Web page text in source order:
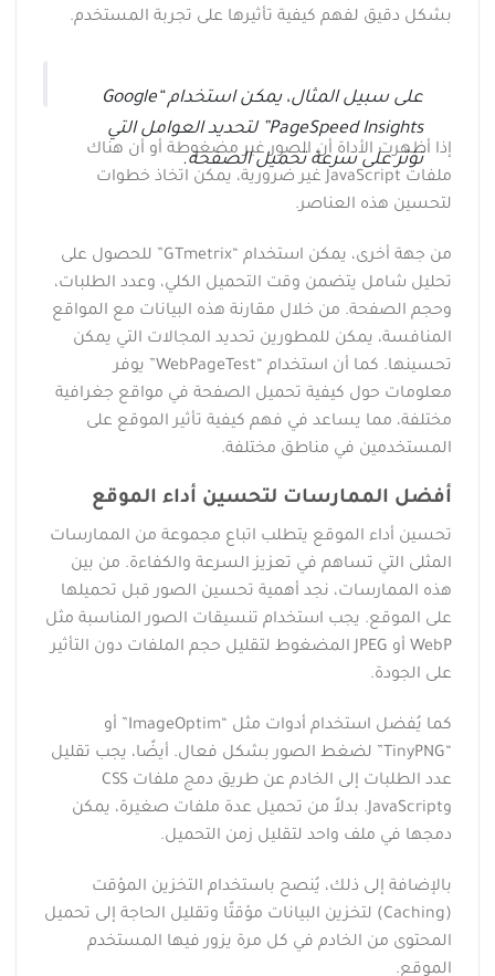
بشكل دقيق لفهم كيفية تأثيرها على تجربة المستخدم.
على سبيل المثال، يمكن استخدام “Google
PageSpeed Insights” لتحديد العوامل التي
تؤثر على سرعة تحميل الصفحة.
إذا أظهرت الأداة أن الصور غير مضغوطة أو أن هناك
ملفات JavaScript غير ضرورية، يمكن اتخاذ خطوات
لتحسين هذه العناصر.
من جهة أخرى، يمكن استخدام “GTmetrix” للحصول على
تحليل شامل يتضمن وقت التحميل الكلي، وعدد الطلبات،
وحجم الصفحة. من خلال مقارنة هذه البيانات مع المواقع
المنافسة، يمكن للمطورين تحديد المجالات التي يمكن
تحسينها. كما أن استخدام “WebPageTest” يوفر
معلومات حول كيفية تحميل الصفحة في مواقع جغرافية
مختلفة، مما يساعد في فهم كيفية تأثير الموقع على
المستخدمين في مناطق مختلفة.
أفضل الممارسات لتحسين أداء الموقع
تحسين أداء الموقع يتطلب اتباع مجموعة من الممارسات
المثلى التي تساهم في تعزيز السرعة والكفاءة. من بين
هذه الممارسات، نجد أهمية تحسين الصور قبل تحميلها
على الموقع. يجب استخدام تنسيقات الصور المناسبة مثل
WebP أو JPEG المضغوط لتقليل حجم الملفات دون التأثير
على الجودة.
كما يُفضل استخدام أدوات مثل “ImageOptim” أو
“TinyPNG” لضغط الصور بشكل فعال. أيضًا، يجب تقليل
عدد الطلبات إلى الخادم عن طريق دمج ملفات CSS
وJavaScript. بدلاً من تحميل عدة ملفات صغيرة، يمكن
دمجها في ملف واحد لتقليل زمن التحميل.
بالإضافة إلى ذلك، يُنصح باستخدام التخزين المؤقت
(Caching) لتخزين البيانات مؤقتًا وتقليل الحاجة إلى تحميل
المحتوى من الخادم في كل مرة يزور فيها المستخدم
الموقع.